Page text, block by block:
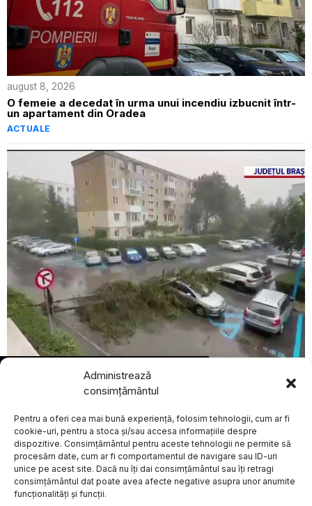
Administrează
consimțământul
Pentru a oferi cea mai bună experiență, folosim tehnologii, cum ar fi
cookie-uri, pentru a stoca și/sau accesa informațiile despre
dispozitive. Consimțământul pentru aceste tehnologii ne permite să
procesăm date, cum ar fi comportamentul de navigare sau ID-uri
unice pe acest site. Dacă nu îți dai consimțământul sau îți retragi
consimțământul dat poate avea afecte negative asupra unor anumite
funcționalități și funcții.
august 8, 2026
O femeie a decedat în urma unui incendiu izbucnit într-
un apartament din Oradea
ACTUALE
Furtuni puternice în vestul și centrul României după valul
ACTUALE
Despre Politica de Confidențialitate Termeni și Conditii
Contact
Cookies
Ministerul de Externe
indian convoacă
după incidente cu
nave indiene în
Strâmtoarea Ormuz
Ministerul de Externe al
Indiei a convocat
sâmbătă ambasadorul
Iranului